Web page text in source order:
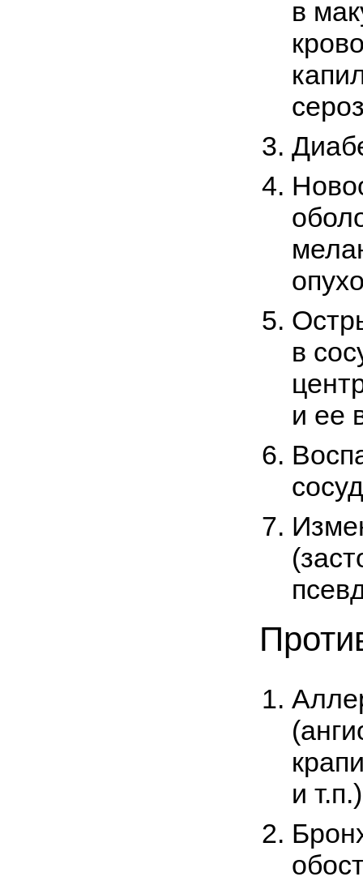
в
в
и ее
и